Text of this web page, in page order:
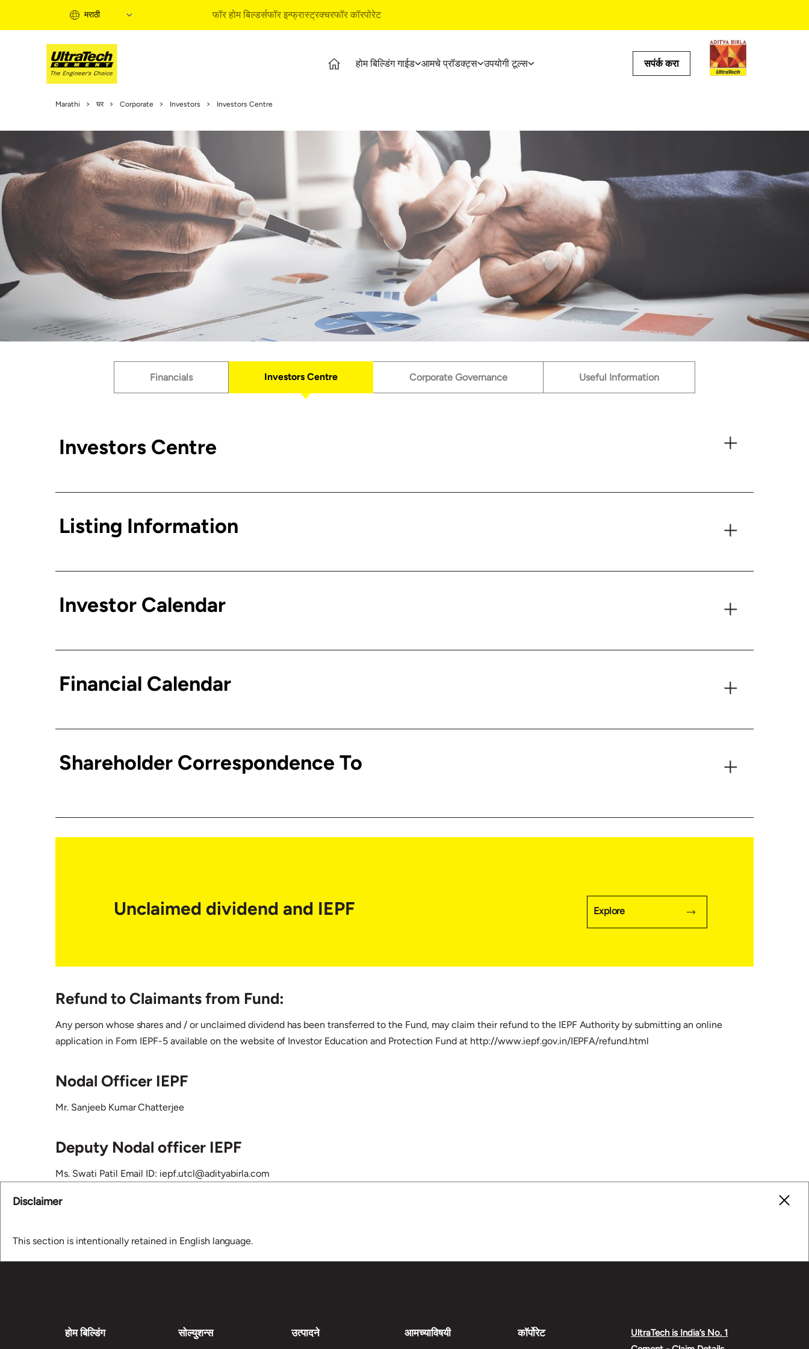
मराठी फॉर होम बिल्डर्सफॉर इन्फ्रास्ट्रक्चरफॉर कॉरपोरेट
होम बिल्डिंग गाईड आमचे प्रॉडक्ट्स उपयोगी टूल्स
क्वीक गाईड
होम बिल्डिंग बेसिक्स
अल्ट्राटेक वेदर प्लस
रेडी मिक्स काँक्रीट
अल्ट्राटेक बिल्डिंग सोल्युशन्स
स्टाईल इपॉक्सी ग्राऊट
टाइल & मार्बल फिटिंग सिस्टीम
स्टोर लोकेटर
प्रॉडक्ट प्रेडिक्टर
इएमआय कॅल्क्युलेटर
टाइल कॅल्क्युलेटर
सपंर्क करा
Marathi घर Corporate Investors Investors Centre
Financials Investors Centre Corporate Governance Useful Information
Investors Centre
Listing Information
Investor Calendar
Financial Calendar
Shareholder Correspondence To
Unclaimed dividend and IEPF Explore
Refund to Claimants from Fund:
Any person whose shares and / or unclaimed dividend has been transferred to the Fund, may claim their refund to the IEPF Authority by submitting an online
application in Form IEPF-5 available on the website of Investor Education and Protection Fund at http://www.iepf.gov.in/IEPFA/refund.html
Nodal Officer IEPF
Mr. Sanjeeb Kumar Chatterjee
Deputy Nodal officer IEPF
Ms. Swati Patil Email ID: iepf.utcl@adityabirla.com
Disclaimer
This section is intentionally retained in English language.
होम बिल्डिंग सोल्युशन्स उत्पादने आमच्याविषयी कॉर्पोरेट
UltraTech is India’s No. 1